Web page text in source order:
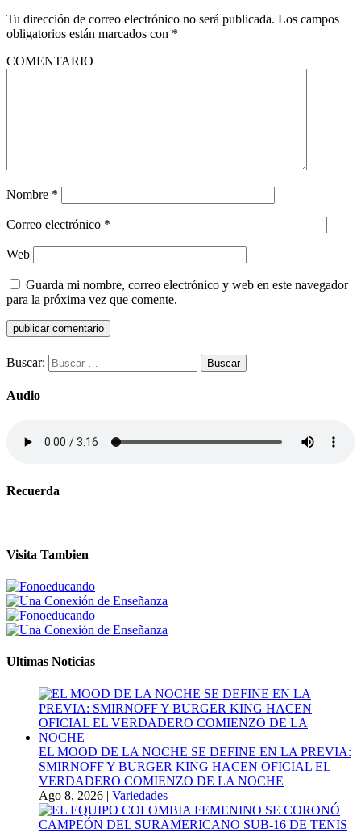
Tu dirección de correo electrónico no será publicada. Los campos
obligatorios están marcados con *
COMENTARIO
Nombre *
Correo electrónico *
Web
Guarda mi nombre, correo electrónico y web en este navegador
para la próxima vez que comente.
Buscar:
Audio
Recuerda
Visita Tambien
Ultimas Noticias
EL MOOD DE LA NOCHE SE DEFINE EN LA PREVIA:
SMIRNOFF Y BURGER KING HACEN OFICIAL EL
VERDADERO COMIENZO DE LA NOCHE
Ago 8, 2026 | Variedades